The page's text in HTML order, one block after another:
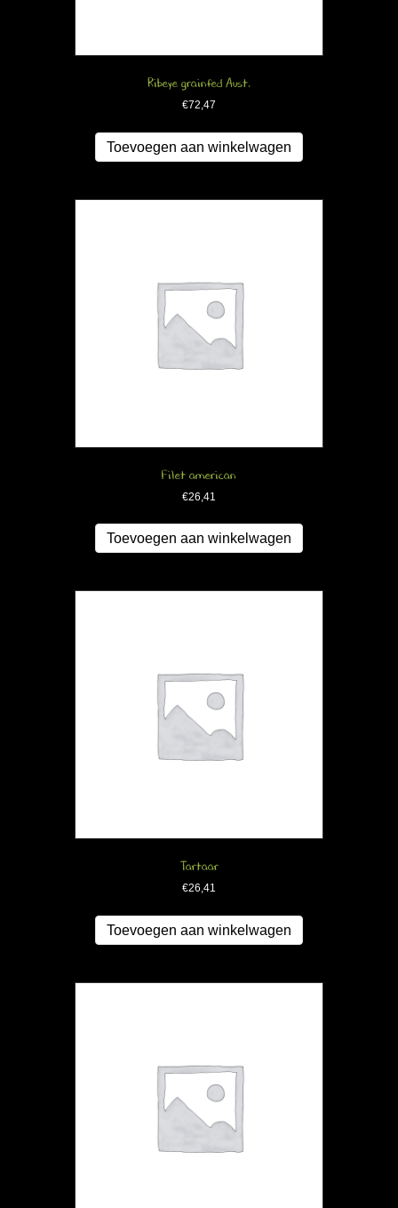
Ribeye grainfed Aust.
€72,47
Toevoegen aan winkelwagen
Filet american
€26,41
Toevoegen aan winkelwagen
Tartaar
€26,41
Toevoegen aan winkelwagen